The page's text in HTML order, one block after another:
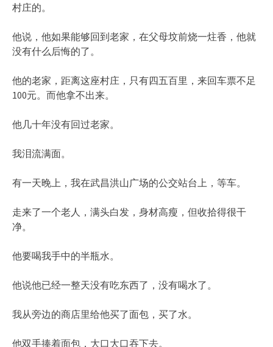
村庄的。
他说，他如果能够回到老家，在父母坟前烧一炷香，他就
没有什么后悔的了。
他的老家，距离这座村庄，只有四五百里，来回车票不足
100元。而他拿不出来。
他几十年没有回过老家。
我泪流满面。
有一天晚上，我在武昌洪山广场的公交站台上，等车。
走来了一个老人，满头白发，身材高瘦，但收拾得很干
净。
他要喝我手中的半瓶水。
他说他已经一整天没有吃东西了，没有喝水了。
我从旁边的商店里给他买了面包，买了水。
他双手捧着面包，大口大口吞下去。